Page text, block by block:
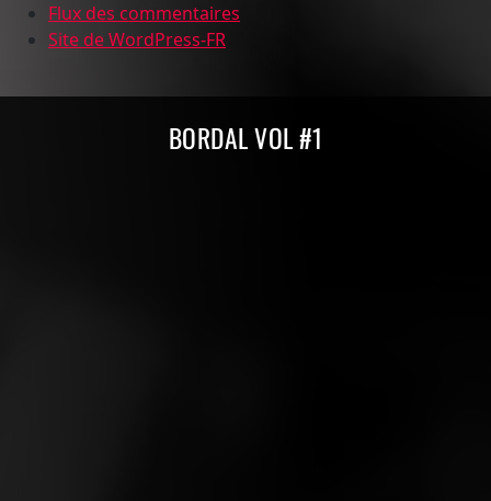
Flux des commentaires
Site de WordPress-FR
BORDAL VOL #1